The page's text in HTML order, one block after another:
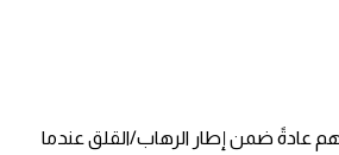
عادةً ضمن إطار الرهاب/القلق عندما